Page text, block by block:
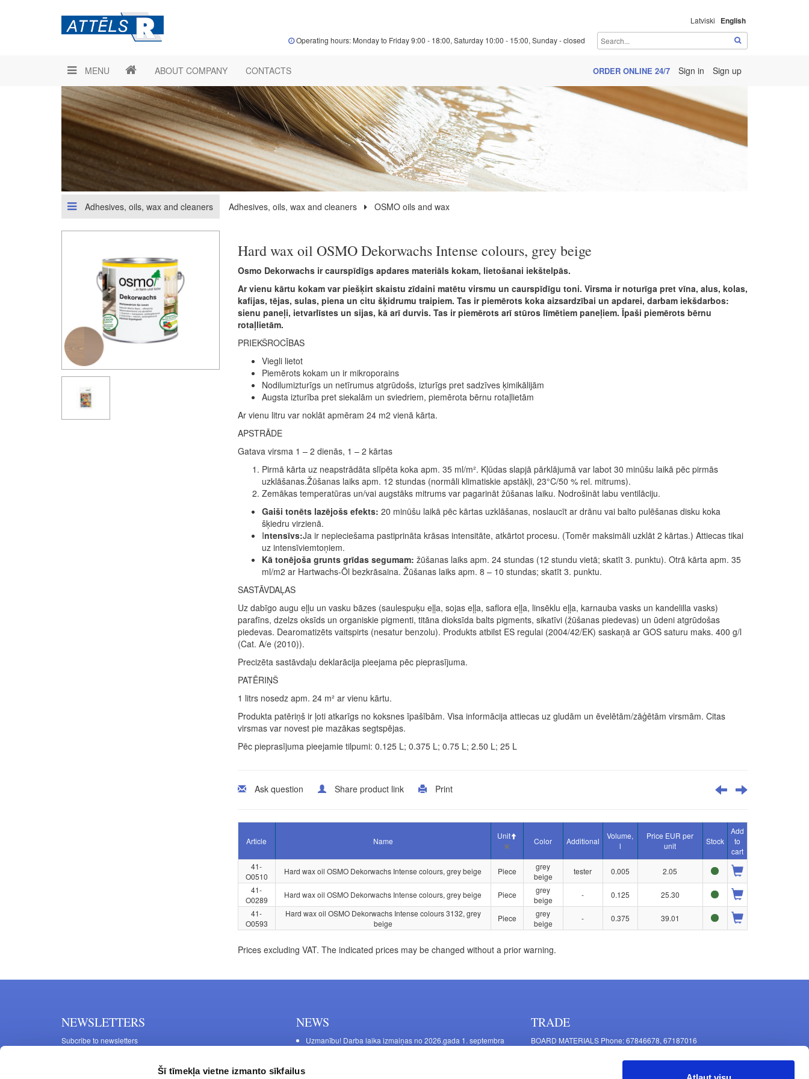
Šī tīmekļa vietne izmanto sīkfailus
Latviski English
Operating hours: Monday to Friday 9:00 - 18:00, Saturday 10:00 - 15:00, Sunday - closed
MENU ABOUT COMPANY CONTACTS ORDER ONLINE 24/7 Sign in Sign up
Adhesives, oils, wax and cleaners Adhesives, oils, wax and cleaners OSMO oils and wax
Hard wax oil OSMO Dekorwachs Intense colours, grey beige
Osmo Dekorwachs ir caurspīdīgs apdares materiāls kokam, lietošanai iekštelpās.
Ar vienu kārtu kokam var piešķirt skaistu zīdaini matētu virsmu un caurspīdīgu toni. Virsma ir noturīga pret vīna, alus, kolas,
kafijas, tējas, sulas, piena un citu šķidrumu traipiem. Tas ir piemērots koka aizsardzībai un apdarei, darbam iekšdarbos:
sienu paneļi, ietvarlīstes un sijas, kā arī durvis. Tas ir piemērots arī stūros līmētiem paneļiem. Īpaši piemērots bērnu
rotaļlietām.
PRIEKŠROCĪBAS
Viegli lietot
Piemērots kokam un ir mikroporains
Nodilumizturīgs un netīrumus atgrūdošs, izturīgs pret sadzīves ķimikālijām
Augsta izturība pret siekalām un sviedriem, piemērota bērnu rotaļlietām
Ar vienu litru var noklāt apmēram 24 m2 vienā kārta.
APSTRĀDE
Gatava virsma 1 – 2 dienās, 1 – 2 kārtas
Pirmā kārta uz neapstrādāta slīpēta koka apm. 35 ml/m². Kļūdas slapjā pārklājumā var labot 30 minūšu laikā pēc pirmās
uzklāšanas.Žūšanas laiks apm. 12 stundas (normāli klimatiskie apstākļi, 23°C/50 % rel. mitrums).
Zemākas temperatūras un/vai augstāks mitrums var pagarināt žūšanas laiku. Nodrošināt labu ventilāciju.
Gaiši tonēts lazējošs efekts: 20 minūšu laikā pēc kārtas uzklāšanas, noslaucīt ar drānu vai balto pulēšanas disku koka
šķiedru virzienā.
Intensīvs:Ja ir nepieciešama pastiprināta krāsas intensitāte, atkārtot procesu. (Tomēr maksimāli uzklāt 2 kārtas.) Attiecas tikai
uz intensīviemtoņiem.
Kā tonējoša grunts grīdas segumam: žūšanas laiks apm. 24 stundas (12 stundu vietā; skatīt 3. punktu). Otrā kārta apm. 35
ml/m2 ar Hartwachs-Öl bezkrāsaina. Žūšanas laiks apm. 8 – 10 stundas; skatīt 3. punktu.
SASTĀVDAĻAS
Uz dabīgo augu eļļu un vasku bāzes (saulespuķu eļļa, sojas eļļa, saflora eļļa, linsēklu eļļa, karnauba vasks un kandelilla vasks)
parafīns, dzelzs oksīds un organiskie pigmenti, titāna dioksīda balts pigments, sikatīvi (žūšanas piedevas) un ūdeni atgrūdošas
piedevas. Dearomatizēts vaitspirts (nesatur benzolu). Produkts atbilst ES regulai (2004/42/EK) saskaņā ar GOS saturu maks. 400 g/l
(Cat. A/e (2010)).
Precizēta sastāvdaļu deklarācija pieejama pēc pieprasījuma.
PATĒRIŅŠ
1 litrs nosedz apm. 24 m² ar vienu kārtu.
Produkta patēriņš ir ļoti atkarīgs no koksnes īpašībām. Visa informācija attiecas uz gludām un ēvelētām/zāģētām virsmām. Citas
virsmas var novest pie mazākas segtspējas.
Pēc pieprasījuma pieejamie tilpumi: 0.125 L; 0.375 L; 0.75 L; 2.50 L; 25 L
Ask question Share product link Print
Article Name
Unit
Color Additional
Volume,
l
Price EUR per
unit
Stock
Add
to
cart
41-
O0510
Hard wax oil OSMO Dekorwachs Intense colours, grey beige Piece
grey
beige
tester 0.005
2.05
41-
O0289
Hard wax oil OSMO Dekorwachs Intense colours, grey beige Piece
grey
beige
- 0.125
25.30
41-
O0593
Hard wax oil OSMO Dekorwachs Intense colours 3132, grey
beige
Piece
grey
beige
- 0.375 39.01
Prices excluding VAT. The indicated prices may be changed without a prior warning.
NEWSLETTERS
Subcribe to newsletters
NEWS
Uzmanību! Darba laika izmaiņas no 2026.gada 1. septembra
TRADE
BOARD MATERIALS Phone: 67846678, 67187016
11 Mašīnu Str., Riga, LV-1063, Latvia